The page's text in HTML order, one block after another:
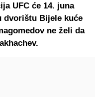
UFC će 14. juna
dvorištu Bijele kuće
ne želi da